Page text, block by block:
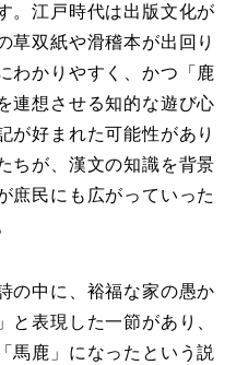
。江戸時代は出版文化が
草双紙や滑稽本が出回り
わかりやすく、かつ「鹿
連想させる知的な遊び心
が好まれた可能性があり
ちが、漢文の知識を背景
庶民にも広がっていった
の中に、裕福な家の愚か
と表現した一節があり、
馬鹿」になったという説